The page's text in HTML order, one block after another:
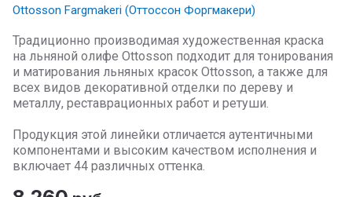
Ottosson Fargmakeri (Оттоссон Форгмакери)
Традиционно производимая художественная краска
на льняной олифе Ottosson подходит для тонирования
и матирования льняных красок Ottosson, а также для
всех видов декоративной отделки по дереву и
металлу, реставрационных работ и ретуши.
Продукция этой линейки отличается аутентичными
компонентами и высоким качеством исполнения и
включает 44 различных оттенка.